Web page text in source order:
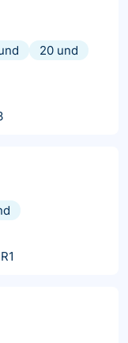
20 und